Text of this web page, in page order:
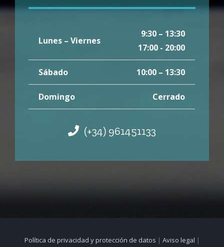
Lunes – Viernes
9:30 – 13:30
17:00 - 20:00
Sábado 10:00 – 13:30
Domingo Cerrado
(+34) 961451133
Política de privacidad y protección de datos | Aviso legal |